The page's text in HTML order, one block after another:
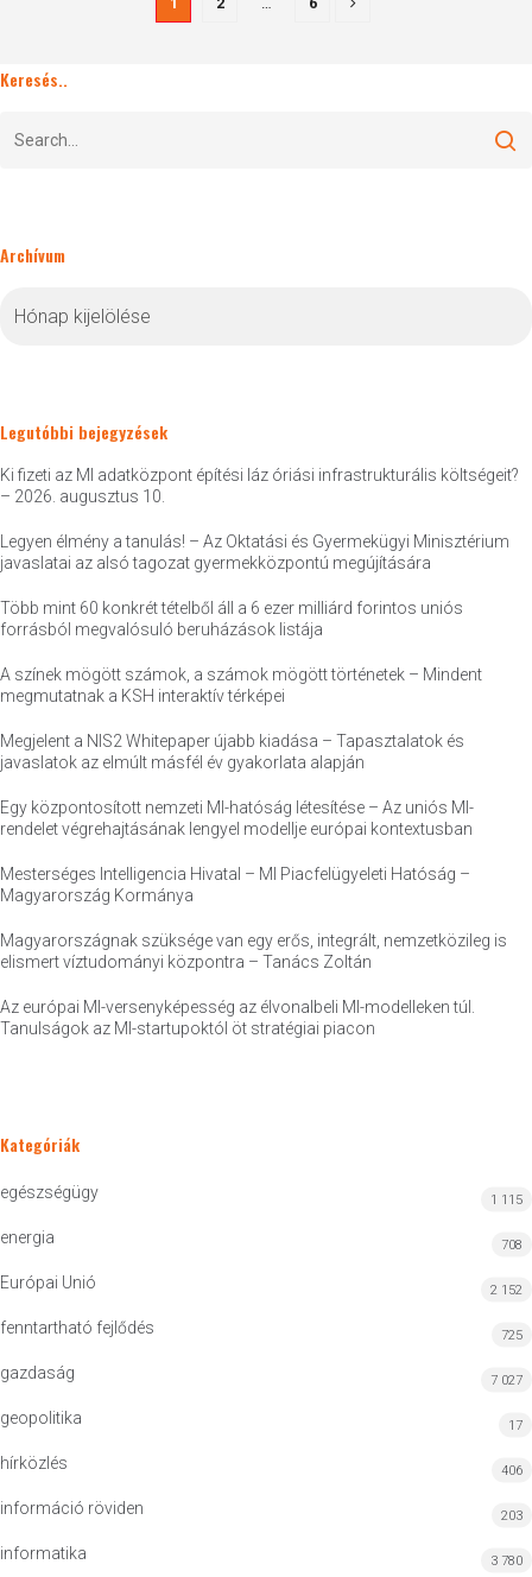
Keresés..
Archívum
Legutóbbi bejegyzések
Ki fizeti az MI adatközpont építési láz óriási infrastrukturális költségeit?
– 2026. augusztus 10.
Legyen élmény a tanulás! – Az Oktatási és Gyermekügyi Minisztérium
javaslatai az alsó tagozat gyermekközpontú megújítására
Több mint 60 konkrét tételből áll a 6 ezer milliárd forintos uniós
forrásból megvalósuló beruházások listája
A színek mögött számok, a számok mögött történetek – Mindent
megmutatnak a KSH interaktív térképei
Megjelent a NIS2 Whitepaper újabb kiadása – Tapasztalatok és
javaslatok az elmúlt másfél év gyakorlata alapján
Egy központosított nemzeti MI-hatóság létesítése – Az uniós MI-
rendelet végrehajtásának lengyel modellje európai kontextusban
Mesterséges Intelligencia Hivatal – MI Piacfelügyeleti Hatóság –
Magyarország Kormánya
Magyarországnak szüksége van egy erős, integrált, nemzetközileg is
elismert víztudományi központra – Tanács Zoltán
Az európai MI-versenyképesség az élvonalbeli MI-modelleken túl.
Tanulságok az MI-startupoktól öt stratégiai piacon
Kategóriák
egészségügy 1 115
energia 708
Európai Unió 2 152
fenntartható fejlődés 725
gazdaság 7 027
geopolitika 17
hírközlés 406
információ röviden 203
informatika 3 780